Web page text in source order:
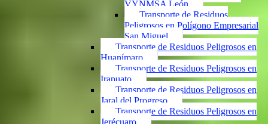
VYNMSA León
Transporte de Residuos
Peligrosos en Polígono Empresarial
San Miguel
Transporte de Residuos Peligrosos en
Huanímaro
Transporte de Residuos Peligrosos en
Irapuato
Transporte de Residuos Peligrosos en
Jaral del Progreso
Transporte de Residuos Peligrosos en
Jerécuaro